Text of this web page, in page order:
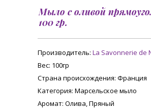
Мыло с оливой
100 гр.
Производитель: La Savonnerie de
Вес: 100гр
Страна происхождения: Франция
Категория: Марсельское мыло
Аромат: Олива, Пряный